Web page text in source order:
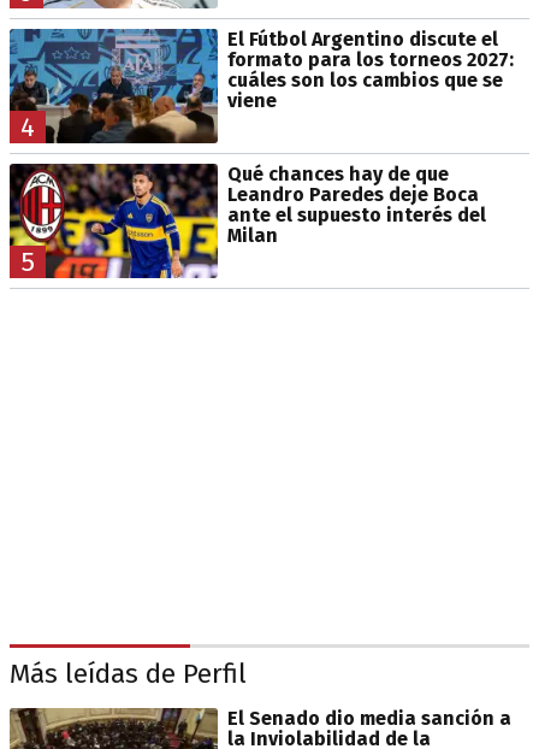
4
El Fútbol Argentino discute el
formato para los torneos 2027:
cuáles son los cambios que se
viene
5
Qué chances hay de que
Leandro Paredes deje Boca
ante el supuesto interés del
Milan
Más leídas de Perfil
El Senado dio media sanción a
la Inviolabilidad de la